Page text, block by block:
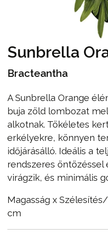
Sunbrella
Bracteantha
A Sunbrella Orange
buja zöld lombozat
alkotnak. Tökéletes
erkélyekre, könnyen
időjárásálló. Ideális a
rendszeres öntözéssel
virágzik, és minimális
Magasság x
cm